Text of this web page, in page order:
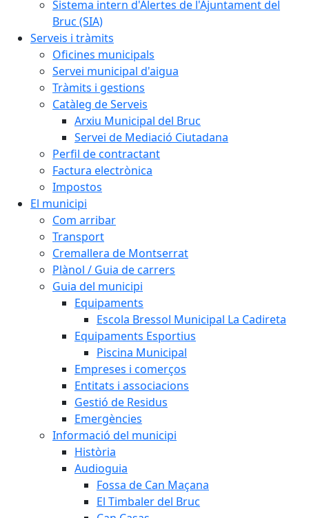
Sistema intern d'Alertes de l'Ajuntament del
Bruc (SIA)
Serveis i tràmits
Oficines municipals
Servei municipal d'aigua
Tràmits i gestions
Catàleg de Serveis
Arxiu Municipal del Bruc
Servei de Mediació Ciutadana
Perfil de contractant
Factura electrònica
Impostos
El municipi
Com arribar
Transport
Cremallera de Montserrat
Plànol / Guia de carrers
Guia del municipi
Equipaments
Escola Bressol Municipal La Cadireta
Equipaments Esportius
Piscina Municipal
Empreses i comerços
Entitats i associacions
Gestió de Residus
Emergències
Informació del municipi
Història
Audioguia
Fossa de Can Maçana
El Timbaler del Bruc